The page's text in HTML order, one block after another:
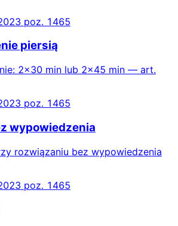
poz. 1465
piersią
2×30 min lub 2×45 min — art.
poz. 1465
wypowiedzenia
rozwiązaniu bez wypowiedzenia
poz. 1465